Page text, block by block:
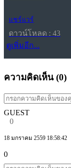
แชร์แวร์
ดาวน์โหลด : 43
ดูเพิ่มอีก...
ความคิดเห็น (0)
GUEST
0
18 มกราคม 2559 18:58:42
0